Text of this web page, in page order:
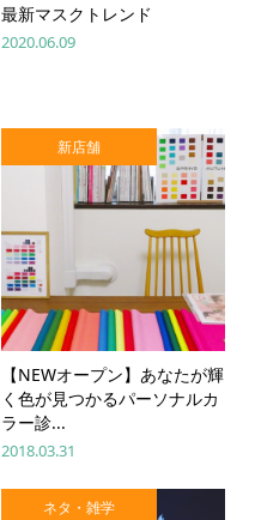
最新マスクトレンド
2020.06.09
新店舗
【NEWオープン】あなたが輝
く色が見つかるパーソナルカ
ラー診...
2018.03.31
ネタ・雑学